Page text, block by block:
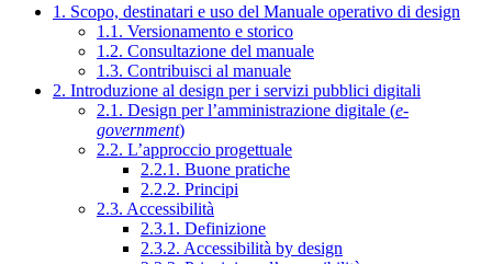
1. Scopo, destinatari e uso del Manuale operativo di design
1.1. Versionamento e storico
1.2. Consultazione del manuale
1.3. Contribuisci al manuale
2. Introduzione al design per i servizi pubblici digitali
2.1. Design per l’amministrazione digitale (e-
government)
2.2. L’approccio progettuale
2.2.1. Buone pratiche
2.2.2. Principi
2.3. Accessibilità
2.3.1. Definizione
2.3.2. Accessibilità by design